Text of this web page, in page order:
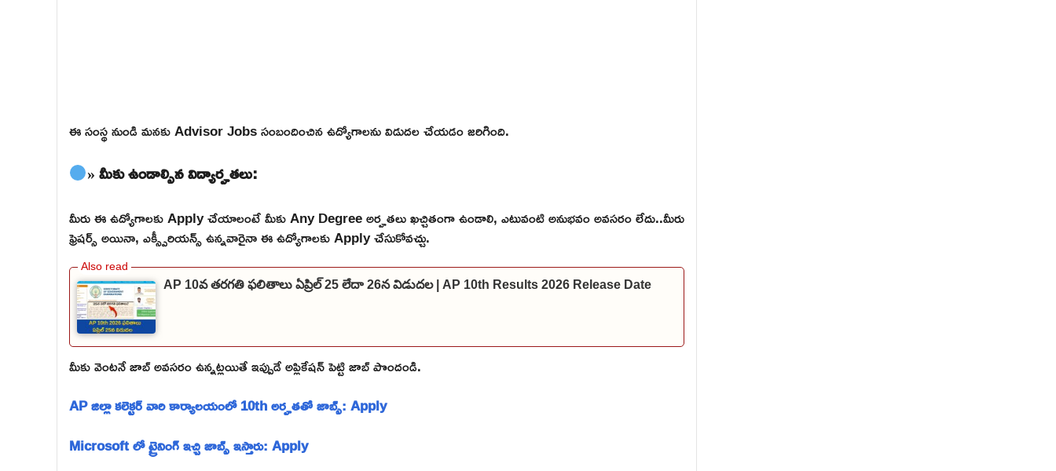
ఈ సంస్థ నుండి మనకు Advisor Jobs సంబందించిన ఉద్యోగాలను విడుదల చేయడం జరిగింది.
» మీకు ఉండాల్సిన విద్యార్హతలు:
మీరు ఈ ఉద్యోగాలకు Apply చేయాలంటే మీకు Any Degree అర్హతలు ఖచ్చితంగా ఉండాలి, ఎటువంటి అనుభవం అవసరం లేదు..మీరు
ఫ్రెషర్స్ అయినా, ఎక్స్పీరియన్స్ ఉన్నవారైనా ఈ ఉద్యోగాలకు Apply చేసుకోవచ్చు.
AP 10వ తరగతి ఫలితాలు ఏప్రిల్ 25 లేదా 26న విడుదల | AP 10th Results 2026 Release Date
మీకు వెంటనే జాబ్ అవసరం ఉన్నట్లయితే ఇప్పుడే అప్లికేషన్ పెట్టి జాబ్ పొందండి.
AP జిల్లా కలెక్టర్ వారి కార్యాలయంలో 10th అర్హతతో జాబ్స్: Apply
Microsoft లో ట్రైనింగ్ ఇచ్చి జాబ్స్ ఇస్తారు: Apply